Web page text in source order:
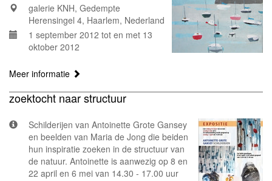
galerie KNH, Gedempte
Herensingel 4, Haarlem, Nederland
1 september 2012 tot en met 13
oktober 2012
Meer informatie
zoektocht naar structuur
Schilderijen van Antoinette Grote Gansey
en beelden van Maria de Jong die beiden
hun inspiratie zoeken in de structuur van
de natuur. Antoinette is aanwezig op 8 en
22 april en 6 mei van 14.30 - 17.00 uur